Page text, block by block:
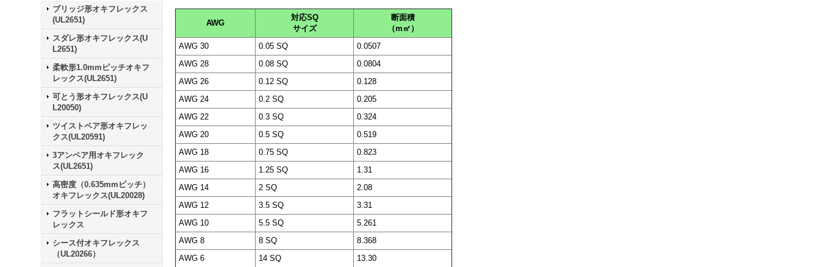
ブリッジ形オキフレックス
(UL2651)
スダレ形オキフレックス(U
L2651)
柔軟形1.0mmピッチオキフ
レックス(UL2651)
可とう形オキフレックス(U
L20050)
ツイストペア形オキフレッ
クス(UL20591)
3アンペア用オキフレック
ス(UL2651)
高密度（0.635mmピッチ）
オキフレックス(UL20028)
フラットシールド形オキフ
レックス
シース付オキフレックス
（UL20266）
AWG
対応SQ
サイズ
断面積
（m㎡）
AWG 30
0.05 SQ
0.0507
AWG 28
0.08 SQ
0.0804
AWG 26
0.12 SQ
0.128
AWG 24
0.2 SQ
0.205
AWG 22
0.3 SQ
0.324
AWG 20
0.5 SQ
0.519
AWG 18
0.75 SQ
0.823
AWG 16
1.25 SQ
1.31
AWG 14
2 SQ
2.08
AWG 12
3.5 SQ
3.31
AWG 10
5.5 SQ
5.261
AWG 8
8 SQ
8.368
AWG 6
14 SQ
13.30